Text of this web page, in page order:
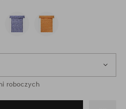
w magazynie
roboczych